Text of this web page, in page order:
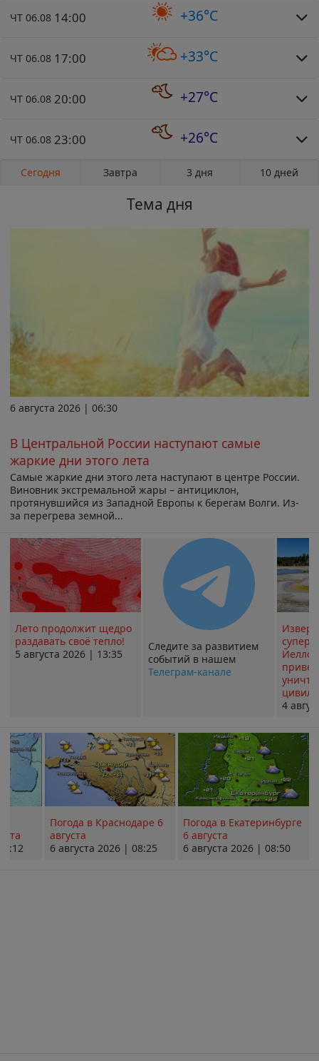
ЧТ 06.08 14:00 +36°C
ЧТ 06.08 17:00 +33°C
ЧТ 06.08 20:00 +27°C
ЧТ 06.08 23:00 +26°C
Сегодня Завтра 3 дня 10 дней
Тема дня
6 августа 2026 | 06:30
В Центральной России наступают самые
жаркие дни этого лета
Самые жаркие дни этого лета наступают в центре России.
Виновник экстремальной жары – антициклон,
протянувшийся из Западной Европы к берегам Волги. Из-
за перегрева земной...
Лето продолжит щедро
раздавать своё тепло!
5 августа 2026 | 13:35
Следите за развитием
событий в нашем
Телеграм-канале
4
Погода в Краснодаре 6
августа
6 августа 2026 | 08:25
Погода в Екатеринбурге
6 августа
6 августа 2026 | 08:50